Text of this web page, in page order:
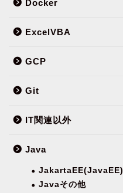
Docker
ExcelVBA
GCP
Git
IT関連以外
Java
JakartaEE(JavaEE)
Javaその他